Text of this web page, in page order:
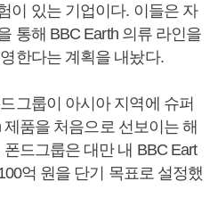
이 있는 기업이다. 이들은 자
통해 BBC Earth 의류 라인을
한다는 계획을 내놨다.
그룹이 아시아 지역에 슈퍼
제품을 처음으로 선보이는 해
드그룹은 대만 내 BBC Eart
억 원을 단기 목표로 설정했